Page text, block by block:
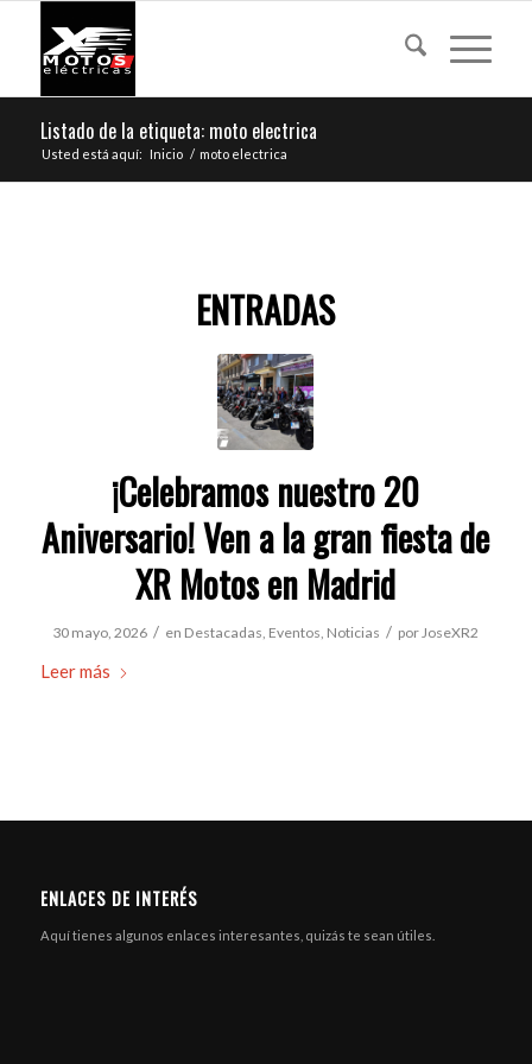
Listado de la etiqueta: moto electrica
Usted está aquí: Inicio / moto electrica
ENTRADAS
¡Celebramos nuestro 20
Aniversario! Ven a la gran fiesta de
XR Motos en Madrid
30 mayo, 2026 / en Destacadas, Eventos, Noticias / porJoseXR2
Leer más
ENLACES DE INTERÉS
Aquí tienes algunos enlaces interesantes, quizás te sean útiles.